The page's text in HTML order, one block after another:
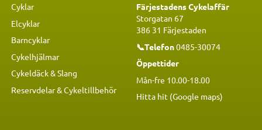
Cyklar
Elcyklar
Barncyklar
Cykelhjälmar
Cykeldäck & Slang
Reservdelar&Cykeltillbehör
Färjestadens Cykelaffär
Storgatan 67
386 31 Färjestaden
📞Telefon0485-30074
Öppettider
Mån-fre 10.00-18.00
Hitta hit (Google maps)